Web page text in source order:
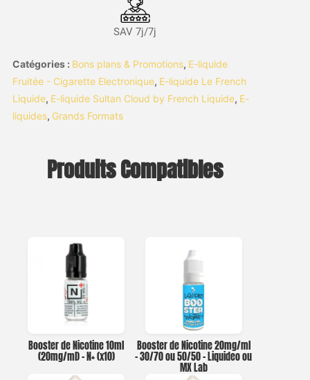
SAV 7j/7j
Catégories : Bons plans & Promotions, E-liquide
Fruitée - Cigarette Electronique, E-liquide Le French
Liquide, E-liquide Sultan Cloud by French Liquide, E-
liquides, Grands Formats
Produits Compatibles
Booster de Nicotine 10ml
(20mg/ml) – N+ (x10)
Booster de Nicotine 20mg/ml
– 30/70 ou 50/50 – Liquideo ou
MX Lab